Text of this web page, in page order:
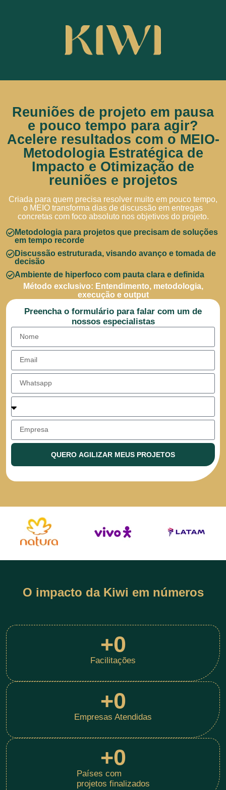
Reuniões de projeto em pausa
e pouco tempo para agir?
Acelere resultados com o MEIO-
Metodologia Estratégica de
Impacto e Otimização de
reuniões e projetos
Criada para quem precisa resolver muito em pouco tempo,
o MEIO transforma dias de discussão em entregas
concretas com foco absoluto nos objetivos do projeto.
Metodologia para projetos que precisam de soluções
em tempo recorde
Discussão estruturada, visando avanço e tomada de
decisão
Ambiente de hiperfoco com pauta clara e definida
Método exclusivo: Entendimento, metodologia,
execução e output
Preencha o formulário para falar com um de
nossos especialistas
QUERO AGILIZAR MEUS PROJETOS
O impacto da Kiwi em números
Facilitações
+0
Empresas Atendidas
+0
Países com
projetos finalizados
+0